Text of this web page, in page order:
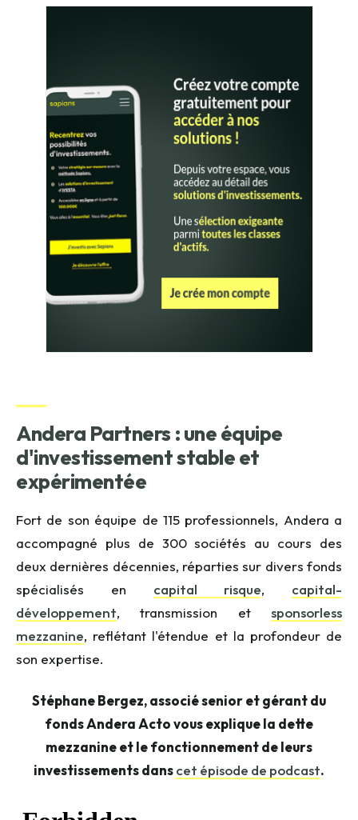
Andera Partners : une équipe
d'investissement stable et
expérimentée
Fort de son équipe de 115 professionnels, Andera a
accompagné plus de 300 sociétés au cours des
deux dernières décennies, réparties sur divers fonds
spécialisés en capital risque, capital-
développement, transmission et sponsorless
mezzanine, reflétant l'étendue et la profondeur de
son expertise.
Stéphane Bergez, associé senior et gérant du
fonds Andera Acto vous explique la dette
mezzanine et le fonctionnement de leurs
investissements danscet épisode de podcast.